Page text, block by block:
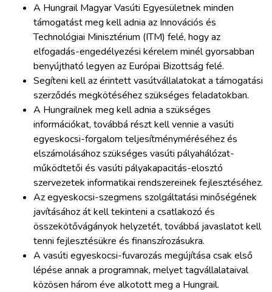
A Hungrail Magyar Vasúti Egyesületnek minden
támogatást meg kell adnia az Innovációs és
Technológiai Minisztérium (ITM) felé, hogy az
elfogadás-engedélyezési kérelem minél gyorsabban
benyújtható legyen az Európai Bizottság felé.
Segíteni kell az érintett vasútvállalatokat a támogatási
szerződés megkötéséhez szükséges feladatokban.
A Hungrailnek meg kell adnia a szükséges
információkat, továbbá részt kell vennie a vasúti
egyeskocsi-forgalom teljesítményméréséhez és
elszámolásához szükséges vasúti pályahálózat-
működtetői és vasúti pályakapacitás-elosztó
szervezetek informatikai rendszereinek fejlesztéséhez.
Az egyeskocsi-szegmens szolgáltatási minőségének
javításához át kell tekinteni a csatlakozó és
összekötővágányok helyzetét, továbbá javaslatot kell
tenni fejlesztésükre és finanszírozásukra.
A vasúti egyeskocsi-fuvarozás megújítása csak első
lépése annak a programnak, melyet tagvállalataival
közösen három éve alkotott meg a Hungrail.